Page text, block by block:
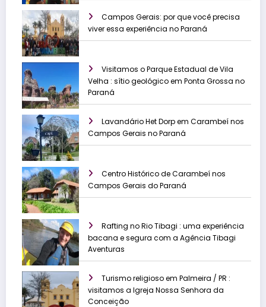
Campos Gerais: por que você precisa
viver essa experiência no Paraná
Visitamos o Parque Estadual de Vila
Velha : sítio geológico em Ponta Grossa no
Paraná
Lavandário Het Dorp em Carambeí nos
Campos Gerais no Paraná
Centro Histórico de Carambeí nos
Campos Gerais do Paraná
Rafting no Rio Tibagi : uma experiência
bacana e segura com a Agência Tibagi
Aventuras
Turismo religioso em Palmeira / PR :
visitamos a Igreja Nossa Senhora da
Conceição